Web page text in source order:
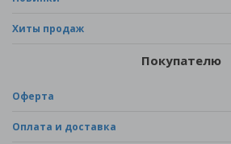
Хиты продаж
Покупателю
Оферта
Оплата и доставка